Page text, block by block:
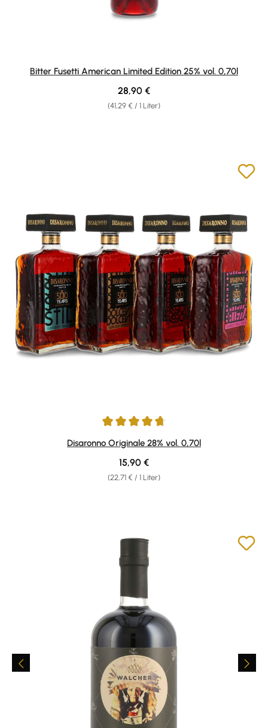
Bitter Fusetti American Limited Edition 25% vol. 0,70l
(41,29 € / 1 Liter)
Regulärer Preis:
28,90 €
Durchschnittliche Bewertung von 4.82 von 5 Sternen
Disaronno Originale 28% vol. 0,70l
(22,71 € / 1 Liter)
Regulärer Preis:
15,90 €